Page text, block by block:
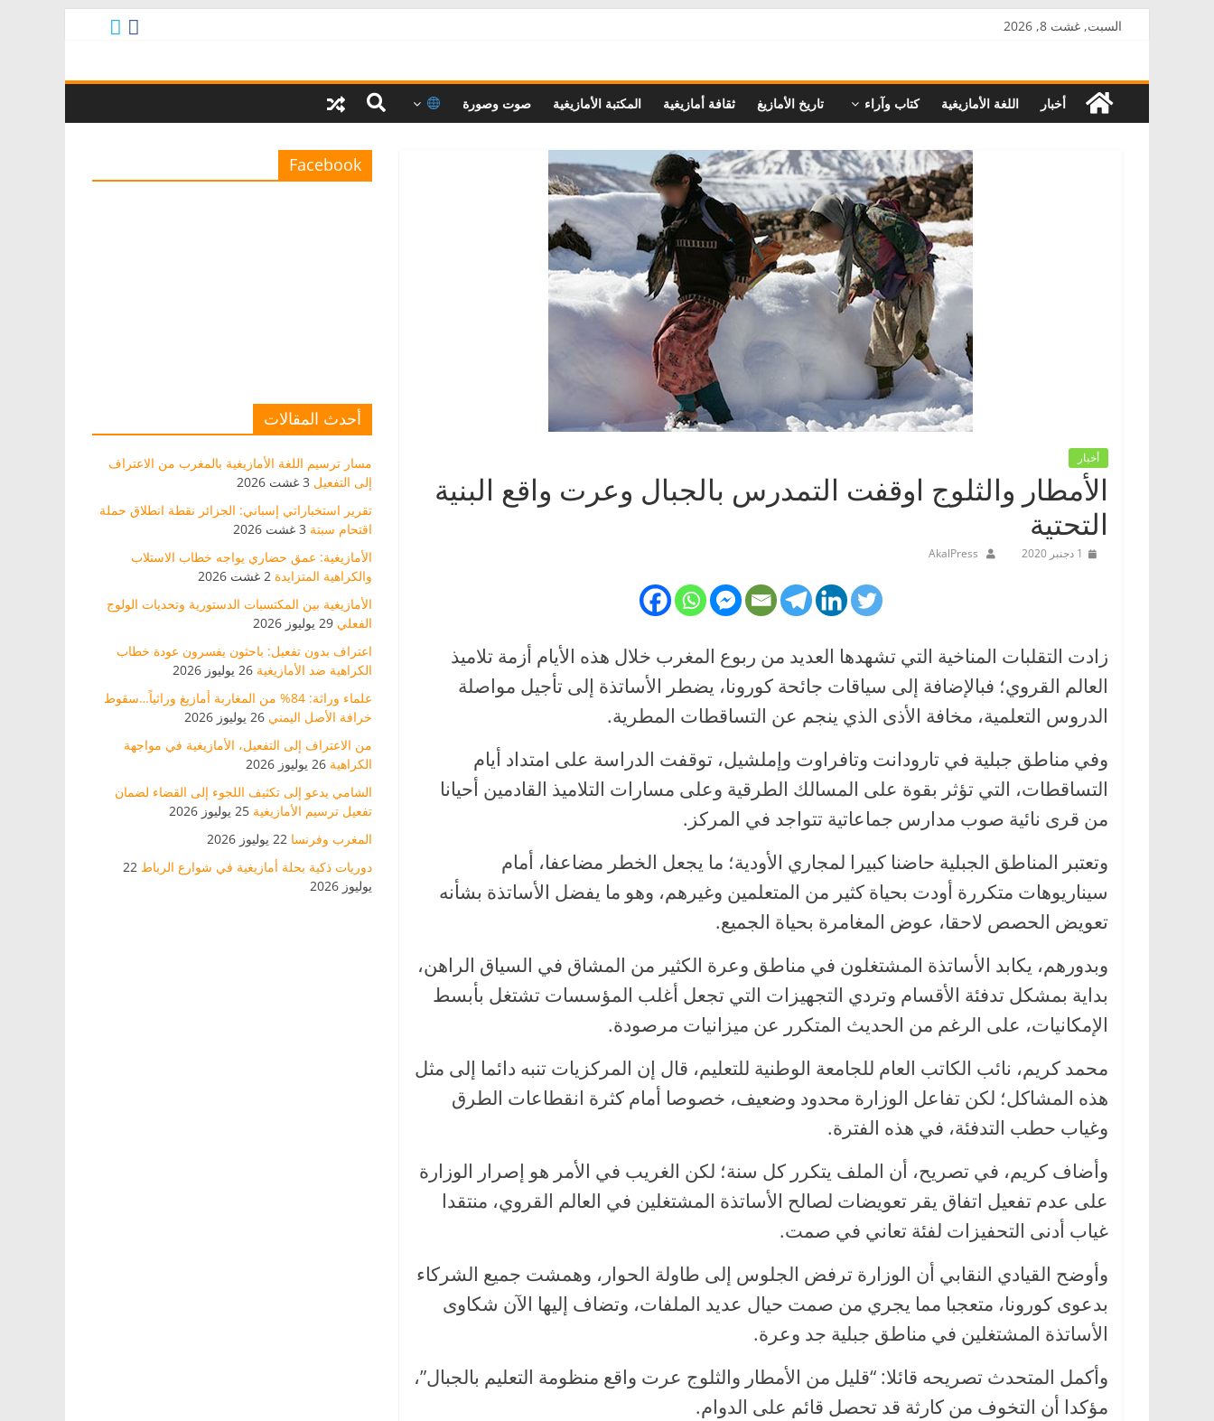
السبت, غشت 8, 2026
AkalPress
منبر
أخبار اللغة الأمازيغية كتاب وآراء تاريخ الأمازيغ ثقافة أمازيغية المكتبة الأمازيغية صوت وصورة
أخبار
الأمطار والثلوج اوقفت التمدرس بالجبال وعرت واقع البنية
التحتية
1 دجنبر 2020 AkalPress
زادت التقلبات المناخية التي تشهدها العديد من ربوع المغرب خلال هذه الأيام أزمة تلاميذ
العالم القروي؛ فبالإضافة إلى سياقات جائحة كورونا، يضطر الأساتذة إلى تأجيل مواصلة
الدروس التعلمية، مخافة الأذى الذي ينجم عن التساقطات المطرية.
وفي مناطق جبلية في تارودانت وتافراوت وإملشيل، توقفت الدراسة على امتداد أيام
التساقطات، التي تؤثر بقوة على المسالك الطرقية وعلى مسارات التلاميذ القادمين أحيانا
من قرى نائية صوب مدارس جماعاتية تتواجد في المركز.
وتعتبر المناطق الجبلية حاضنا كبيرا لمجاري الأودية؛ ما يجعل الخطر مضاعفا، أمام
سيناريوهات متكررة أودت بحياة كثير من المتعلمين وغيرهم، وهو ما يفضل الأساتذة بشأنه
تعويض الحصص لاحقا، عوض المغامرة بحياة الجميع.
وبدورهم، يكابد الأساتذة المشتغلون في مناطق وعرة الكثير من المشاق في السياق الراهن،
بداية بمشكل تدفئة الأقسام وتردي التجهيزات التي تجعل أغلب المؤسسات تشتغل بأبسط
الإمكانيات، على الرغم من الحديث المتكرر عن ميزانيات مرصودة.
محمد كريم، نائب الكاتب العام للجامعة الوطنية للتعليم، قال إن المركزيات تنبه دائما إلى مثل
هذه المشاكل؛ لكن تفاعل الوزارة محدود وضعيف، خصوصا أمام كثرة انقطاعات الطرق
وغياب حطب التدفئة، في هذه الفترة.
وأضاف كريم، في تصريح، أن الملف يتكرر كل سنة؛ لكن الغريب في الأمر هو إصرار الوزارة
على عدم تفعيل اتفاق يقر تعويضات لصالح الأساتذة المشتغلين في العالم القروي، منتقدا
غياب أدنى التحفيزات لفئة تعاني في صمت.
وأوضح القيادي النقابي أن الوزارة ترفض الجلوس إلى طاولة الحوار، وهمشت جميع الشركاء
بدعوى كورونا، متعجبا مما يجري من صمت حيال عديد الملفات، وتضاف إليها الآن شكاوى
الأساتذة المشتغلين في مناطق جبلية جد وعرة.
وأكمل المتحدث تصريحه قائلا: “قليل من الأمطار والثلوج عرت واقع منظومة التعليم بالجبال”،
مؤكدا أن التخوف من كارثة قد تحصل قائم على الدوام.
Facebook
أحدث المقالات
مسار ترسيم اللغة الأمازيغية بالمغرب من الاعتراف
إلى التفعيل 3 غشت 2026
تقرير استخباراتي إسباني: الجزائر نقطة انطلاق حملة
اقتحام سبتة 3 غشت 2026
الأمازيغية: عمق حضاري يواجه خطاب الاستلاب
والكراهية المتزايدة 2 غشت 2026
الأمازيغية بين المكتسبات الدستورية وتحديات الولوج
الفعلي 29 يوليوز 2026
اعتراف بدون تفعيل: باحثون يفسرون عودة خطاب
الكراهية ضد الأمازيغية 26 يوليوز 2026
علماء وراثة: 84% من المغاربة أمازيغ وراثياً…سقوط
خرافة الأصل اليمني 26 يوليوز 2026
من الاعتراف إلى التفعيل، الأمازيغية في مواجهة
الكراهية 26 يوليوز 2026
الشامي يدعو إلى تكثيف اللجوء إلى القضاء لضمان
تفعيل ترسيم الأمازيغية 25 يوليوز 2026
المغرب وفرنسا 22 يوليوز 2026
دوريات ذكية بحلة أمازيغية في شوارع الرباط 22
يوليوز 2026